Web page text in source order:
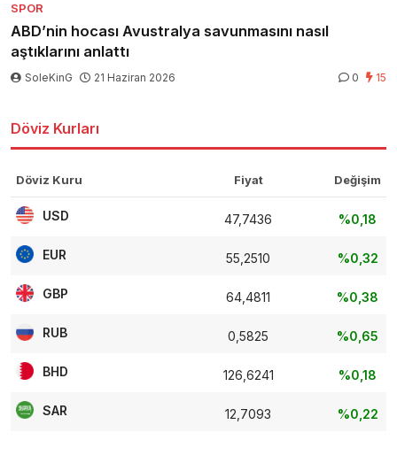
SPOR
ABD’nin hocası Avustralya savunmasını nasıl
aştıklarını anlattı
SoleKinG 21 Haziran 2026 0 15
Döviz Kurları
Döviz Kuru Fiyat Değişim
USD 47,7436 %0,18
EUR 55,2510 %0,32
GBP 64,4811 %0,38
RUB 0,5825 %0,65
BHD 126,6241 %0,18
SAR 12,7093 %0,22